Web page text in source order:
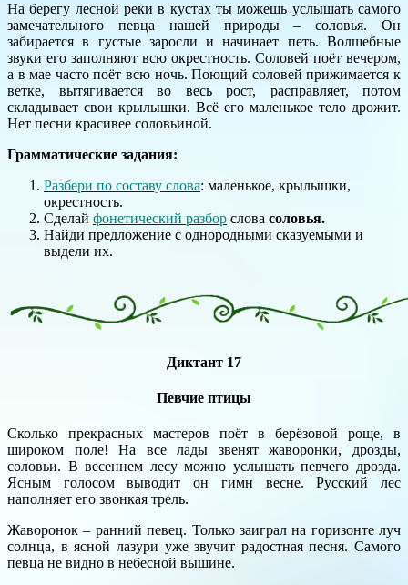
На берегу лесной реки в кустах ты можешь услышать самого
замечательного певца нашей природы – соловья. Он
забирается в густые заросли и начинает петь. Волшебные
звуки его заполняют всю окрестность. Соловей поёт вечером,
а в мае часто поёт всю ночь. Поющий соловей прижимается к
ветке, вытягивается во весь рост, расправляет, потом
складывает свои крылышки. Всё его маленькое тело дрожит.
Нет песни красивее соловьиной.
Грамматические задания:
Разбери по составу слова: маленькое, крылышки,
окрестность.
Сделай фонетический разбор слова соловья.
Найди предложение с однородными сказуемыми и
выдели их.
Диктант 17
Певчие птицы
Сколько прекрасных мастеров поёт в берёзовой роще, в
широком поле! На все лады звенят жаворонки, дрозды,
соловьи. В весеннем лесу можно услышать певчего дрозда.
Ясным голосом выводит он гимн весне. Русский лес
наполняет его звонкая трель.
Жаворонок – ранний певец. Только заиграл на горизонте луч
солнца, в ясной лазури уже звучит радостная песня. Самого
певца не видно в небесной вышине.